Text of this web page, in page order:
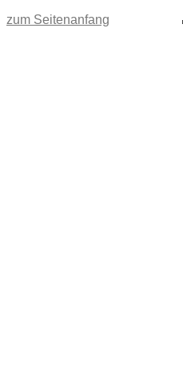
zum Seitenanfang